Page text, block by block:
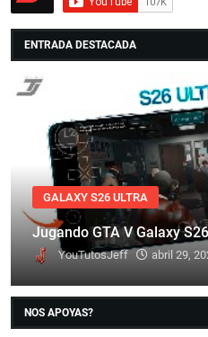
ENTRADA DESTACADA
GALAXY S26 ULTRA
Jugando GTA V Galaxy
YouTutosJeff abril 29,
NOS APOYAS?